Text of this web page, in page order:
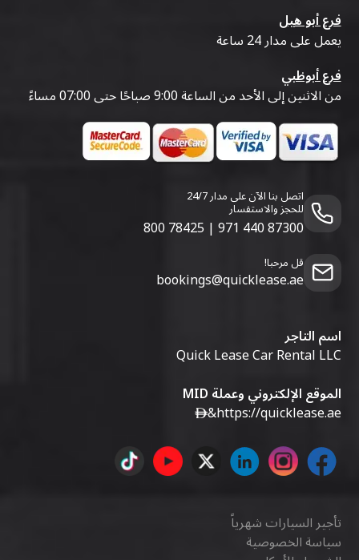
فرع أبو هيل
يعمل على مدار 24 ساعة
فرع أبوظبي
من الاثنين إلى الأحد من الساعة 9:00 صباحًا حتى 07:00 مساءً
اتصل بنا الآن على مدار 24/7
للحجز والاستفسار
800 78425 | 971 440 87300
قل مرحبا!
bookings@quicklease.ae
اسم التاجر
Quick Lease Car Rental LLC
الموقع الإلكتروني وعملة MID
https://quicklease.ae
&
تأجير السيارات شهرياً
سياسة الخصوصية